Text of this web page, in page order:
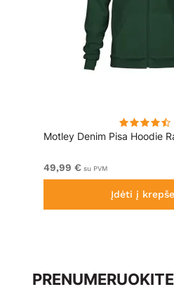
Motley Denim Pisa Hoodie
49,99 € su PVM
Įdėti į